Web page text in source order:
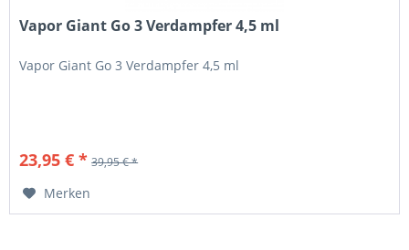
Vapor Giant Go 3 Verdampfer 4,5 ml
Vapor Giant Go 3 Verdampfer 4,5 ml
23,95 € * 39,95 € *
Merken